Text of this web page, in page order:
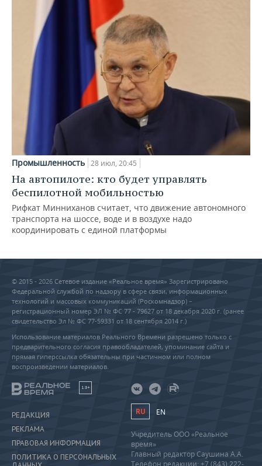
Промышленность 28 июл, 20:45
На автопилоте: кто будет управлять
беспилотной мобильностью
Рифкат Минниханов считает, что движение автономного
транспорта на шоссе, воде и в воздухе надо
координировать с единой платформы
© 2015 - 2026 Сетевое издание «Реальное время» Зарегистрировано
Федеральной службой по надзору в сфере связи, информационных
технологий и массовых коммуникаций (Роскомнадзор) –
регистрационный номер ЭЛ № ФС 77 - 79627 от 18 декабря 2020 г. (ранее
свидетельство Эл № ФС 77-59331 от 18 сентября 2014 г.)
Использование материалов Реального Времени разрешено только с
предварительного согласия правообладателей, упоминание сайта и
прямая гиперссылка обязательны при частичном или полном
воспроизведении материалов.
18+
РЕДАКЦИЯ
РЕКЛАМА
ПРАВОВАЯ ИНФОРМАЦИЯ
ПОЛИТИКА О ПЕРСОНАЛЬНЫХ
RU EN
Учредитель ООО «Реальное
время»
Главный редактор Саушина А.А.
Телефон редакции: +7 (843) 222-